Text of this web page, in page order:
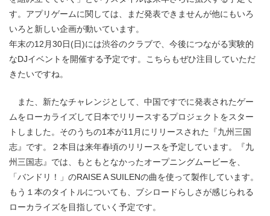
す。アプリゲームに関しては、まだ発表できませんが他にもいろ
いろと新しい企画が動いています。
年末の12月30日(日)には渋谷のクラブで、今後につながる実験的
なDJイベントを開催する予定です。こちらもぜひ注目していただ
きたいですね。
また、新たなチャレンジとして、中国ですでに発表されたゲー
ムをローカライズして日本でリリースするプロジェクトをスター
トしました。そのうちの1本が11月にリリースされた『九州三国
志』です。２本目は来年春頃のリリースを予定しています。『九
州三国志』では、もともとなかったオープニングムービーを、
「バンドリ！」のRAISE A SUILENの曲を使って製作しています。
もう１本のタイトルについても、ブシロードらしさが感じられる
ローカライズを目指していく予定です。